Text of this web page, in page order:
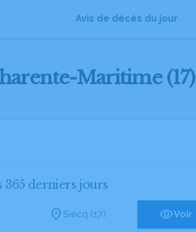
Avis de décès du jour
Maritime (17)
365 derniers jours
Siecq (17) Voir